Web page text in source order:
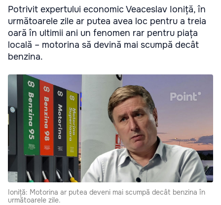
Potrivit expertului economic Veaceslav Ioniță, în
următoarele zile ar putea avea loc pentru a treia
oară în ultimii ani un fenomen rar pentru piața
locală – motorina să devină mai scumpă decât
benzina.
Ioniță: Motorina ar putea deveni mai scumpă decât benzina în
următoarele zile.